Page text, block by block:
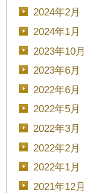
2024年2月
2024年1月
2023年10月
2023年6月
2022年6月
2022年5月
2022年3月
2022年2月
2022年1月
2021年12月
時間を選
ブライダルフ